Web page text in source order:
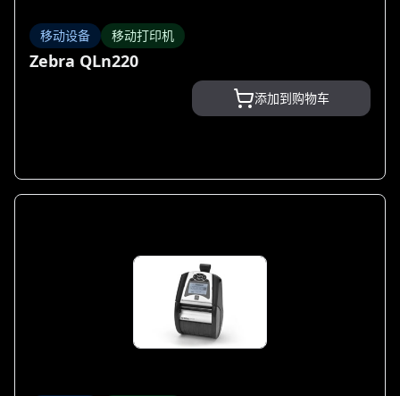
移动设备 移动打印机
Zebra QLn220
添加到购物车